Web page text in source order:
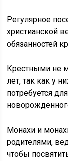
Регулярное
христианской
обязанностей
Крестными не
лет, так как у
потребуется
Монахи и
родителями,
чтобы